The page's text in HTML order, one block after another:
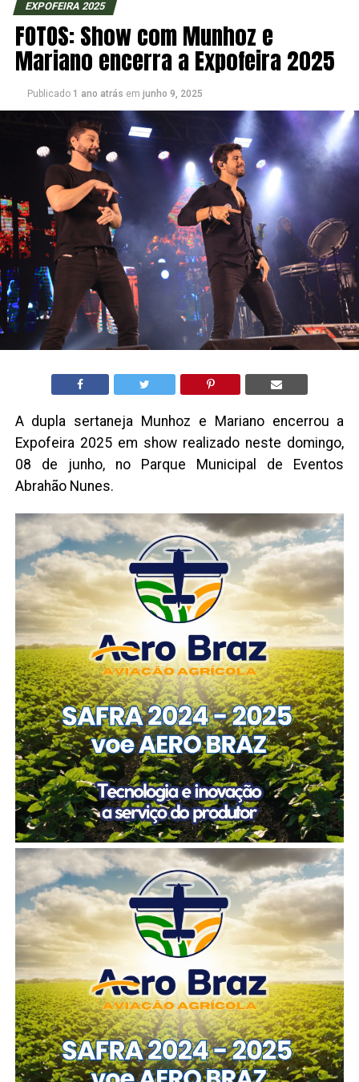
EXPOFEIRA 2025
FOTOS: Show com Munhoz e
Mariano encerra a Expofeira 2025
Publicado 1 ano atrás em junho 9, 2025
A dupla sertaneja Munhoz e Mariano encerrou a
Expofeira 2025 em show realizado neste domingo,
08 de junho, no Parque Municipal de Eventos
Abrahão Nunes.